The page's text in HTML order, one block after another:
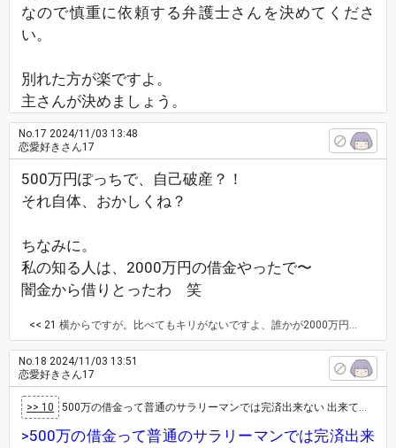
なので慎重に依頼する弁護士さんを決めてくださ
い。
別れた方が楽ですよ。
主さんが決めましょう。
No.17 2024/11/03 13:48
恋愛好きさん17
500万円ぽっちで、自己破産？！
それ自体、おかしくね？
ちなみに。
私の知る人は、2000万円の借金やったで〜
闇金から借りとったわ 笑
<< 21 横からですが。比べてもキリがないですよ、誰かが2000万円借金してるからって500万円なら大した事ないとかじゃないでしょう。
No.18 2024/11/03 13:51
恋愛好きさん17
>> 10 500万の借金って普通のサラリーマンでは完済出来ない 出来ても長い年数かかる 自転車操業で借りては返すを繰り返して借金減らせてないんだと…
>500万の借金って普通のサラリーマンでは完済出来